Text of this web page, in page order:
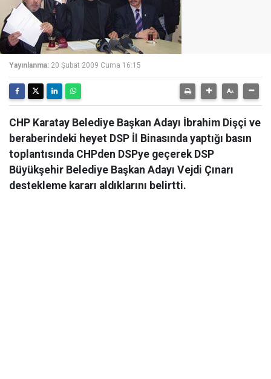
Yayınlanma: 20 Şubat 2009 Cuma 16:15
CHP Karatay Belediye Başkan Adayı İbrahim Dişçi ve
beraberindeki heyet DSP İl Binasında yaptığı basın
toplantısında CHPden DSPye geçerek DSP
Büyükşehir Belediye Başkan Adayı Vejdi Çınarı
destekleme kararı aldıklarını belirtti.